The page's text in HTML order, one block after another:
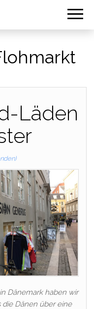
Läden
Dänemark haben wir
Dänen über eine